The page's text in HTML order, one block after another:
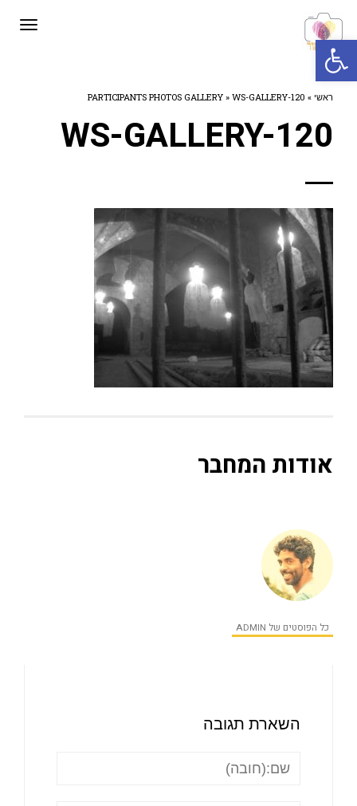
פתח סרגל נגישות
ראשי »
PARTICIPANTS PHOTOS GALLERY » WS-GALLERY-120
WS-GALLERY-120
אודות המחבר
כל הפוסטים של ADMIN
השארת תגובה